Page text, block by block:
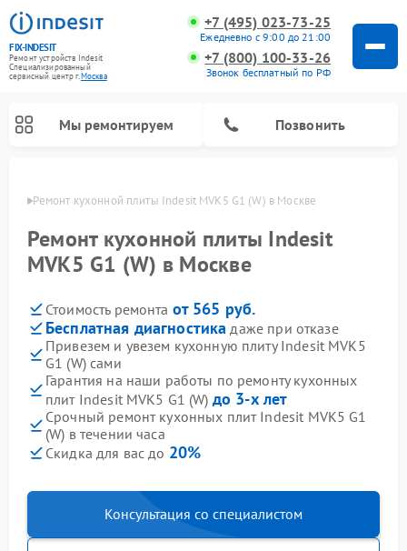
FIX-INDESIT
Ремонт устройств Indesit
Специализированный
cервисный центр г.Москва
+7 (495) 023-73-25
Ежедневно с 9:00 до 21:00
+7 (800) 100-33-26
Звонок бесплатный по РФ
Мы ремонтируем Позвонить
Ремонт кухонной плиты Indesit MVK5 G1 (W) в Москве
Ремонт кухонной плиты Indesit
MVK5 G1 (W) в Москве
Стоимость ремонта от 565 руб.
Бесплатная диагностика даже при отказе
Привезем и увезем кухонную плиту Indesit MVK5
G1 (W) сами
Гарантия на наши работы по ремонту кухонных
плит Indesit MVK5 G1 (W) до 3-х лет
Срочный ремонт кухонных плит Indesit MVK5 G1
(W) в течении часа
Скидка для вас до 20%
Консультация со специалистом